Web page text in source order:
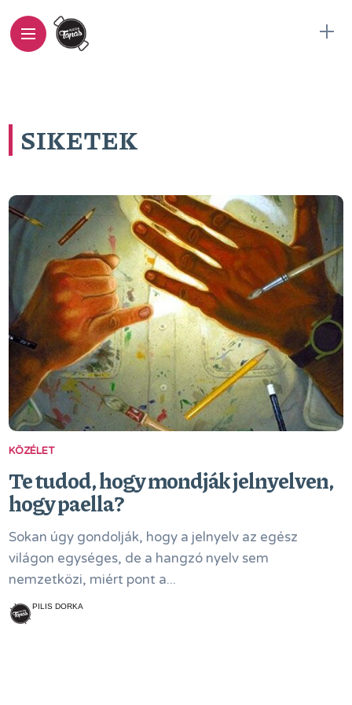
SIKETEK
KÖZÉLET
Te tudod, hogy mondják jelnyelven,
hogy paella?
Sokan úgy gondolják, hogy a jelnyelv az egész
világon egységes, de a hangzó nyelv sem
nemzetközi, miért pont a...
PILIS DORKA